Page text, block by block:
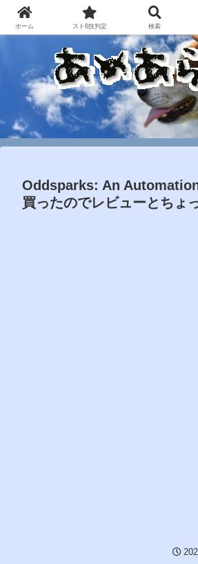
Oddsparks: An
買ったのでレビューとちょ
ホーム スト6技判定 検索